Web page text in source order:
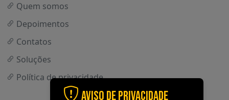
Quem somos
Depoimentos
Contatos
Soluções
Política de privacidade
Aviso de Privacidade